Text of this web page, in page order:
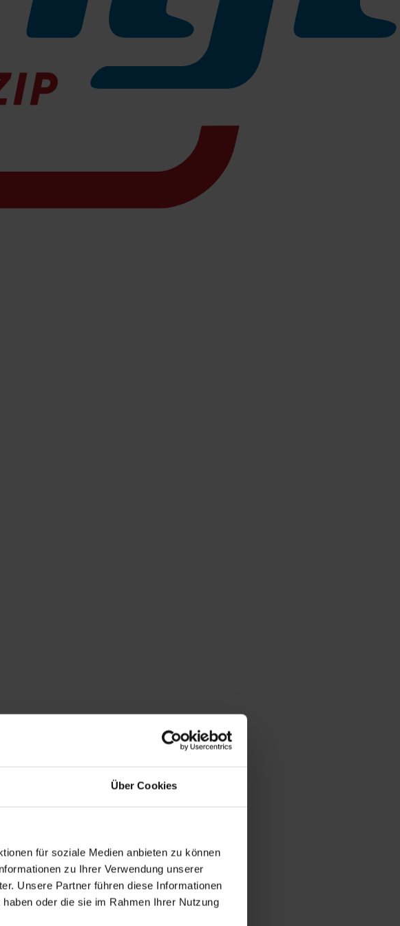
Über Cookies
für soziale Medien anbieten zu können
zu Ihrer Verwendung unserer
Unsere Partner führen diese Informationen
oder die sie im Rahmen Ihrer Nutzung